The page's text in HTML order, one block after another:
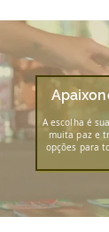
A escolha é
muita paz e
opções para